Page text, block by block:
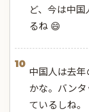
ど、今は中
るね 😄
10
中国人は去
かな。バン
ているしね。